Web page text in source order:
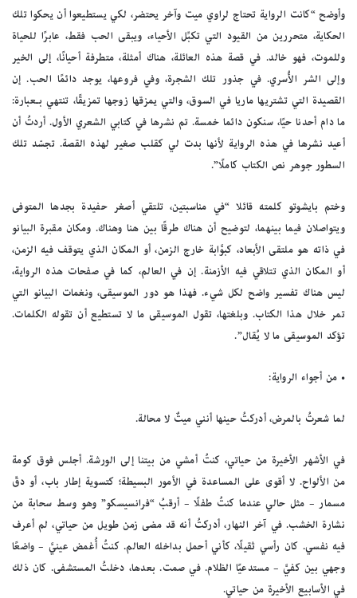
وأوضح “كانت الرواية تحتاج لراوي ميت وآخر يحتضر، لكي يستطيعوا أن يحكوا تلك
الحكاية، متحررين من القيود التي تكبِّل الأحياء، ويبقى الحب فقط، عابرًا للحياة
وللموت، فهو خالد. في قصة هذه العائلة، هناك أمثلة، متطرفة أحيانًا، إلى الخير
وإلى الشر الأُسري. في جذور تلك الشجرة، وفي فروعها، يوجد دائمًا الحب. إن
القصيدة التي تشتريها ماريا في السوق، والتي يمزقها زوجها تمزيقًا، تنتهي بـعبارة:
ما دام أحدنا حيًا، سنكون دائما خمسة. تم نشرها في كتابي الشعري الأول. أردتُ أن
أعيد نشرها في هذه الرواية لأنها بدت لي كقلب صغير لهذه القصة. تجسّد تلك
السطور جوهر نص الكتاب كاملًا”.
وختم بايشوتو كلمته قائلا “في مناسبتين، تلتقي أصغر حفيدة بجدها المتوفى
ويتواصلان فيما بينهما، لتوضيح أن هناك طرقًا بين هنا وهناك. ومكان مقبرة البيانو
في ذاته هو ملتقى الأبعاد، كبوَّابة خارج الزمن، أو المكان الذي يتوقف فيه الزمن،
أو المكان الذي تتلاقي فيه الأزمنة. إن في العالم، كما في صفحات هذه الرواية،
ليس هناك تفسير واضح لكل شيء. فهذا هو دور الموسيقى، ونغمات البيانو التي
تمر خلال هذا الكتاب. وبلغتها، تقول الموسيقى ما لا تستطيع أن تقوله الكلمات.
تؤكد الموسيقى ما لا يُقال”.
• من أجواء الرواية:
لما شعرتُ بالمرض، أدركتُ حينها أنني ميتٌ لا محالة.
في الأشهر الأخيرة من حياتي، كنتُ أمشي من بيتنا إلى الورشة. أجلس فوق كومة
من الألواح. لا أقوى على المساعدة في الأمور البسيطة؛ كتسوية إطار باب، أو دقّ
مسمار – مثل حالي عندما كنتُ طفلًا – أرقبُ “فرانسيسكو” وهو وسط سحابة من
نشارة الخشب. في آخر النهار، أدركتُ أنه قد مضى زمن طويل من حياتي، لم أعرف
فيه نفسي. كان رأسي ثقيلًا، كأني أحمل بداخله العالم. كنتُ أُغمض عينيَّ – واضعًا
وجهي بين كفيَّ – مستدعيًا الظلام. في صمت. بعدها، دخلتُ المستشفى. كان ذلك
في الأسابيع الأخيرة من حياتي.